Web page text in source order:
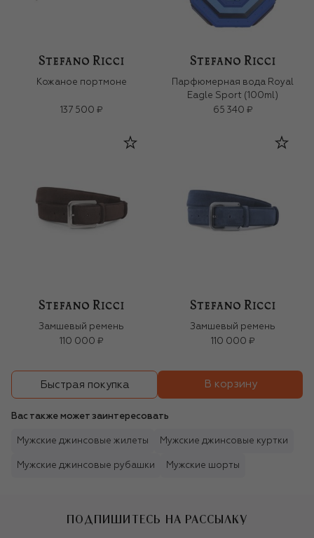
Кожаное портмоне
137 500 ₽
Парфюмерная вода Royal
Eagle Sport (100ml)
65 340 ₽
Замшевый ремень
110 000 ₽
Замшевый ремень
110 000 ₽
Быстрая покупка В корзину
Вас также может заинтересовать
Мужские джинсовые жилеты Мужские джинсовые куртки
Мужские джинсовые рубашки Мужские шорты
ПОДПИШИТЕСЬ НА РАССЫЛКУ